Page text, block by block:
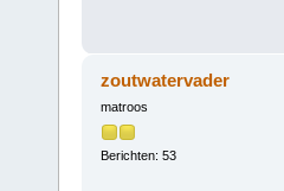
zoutwatervader
matroos
Berichten: 53